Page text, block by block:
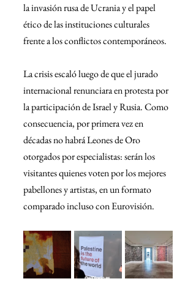
la invasión rusa de Ucrania y el papel
ético de las instituciones culturales
frente a los conflictos contemporáneos.
La crisis escaló luego de que el jurado
internacional renunciara en protesta por
la participación de Israel y Rusia. Como
consecuencia, por primera vez en
décadas no habrá Leones de Oro
otorgados por especialistas: serán los
visitantes quienes voten por los mejores
pabellones y artistas, en un formato
comparado incluso con Eurovisión.